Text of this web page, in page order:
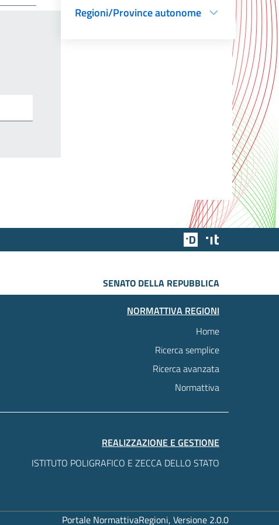
Regioni/Province autonome
Team Digitale
SENATO DELLA REPUBBLICA
NORMATTIVA REGIONI
Home
Ricerca semplice
Ricerca avanzata
Normattiva
REALIZZAZIONE E GESTIONE
ISTITUTO POLIGRAFICO E ZECCA DELLO STATO
Portale NormattivaRegioni, Versione 2.0.0